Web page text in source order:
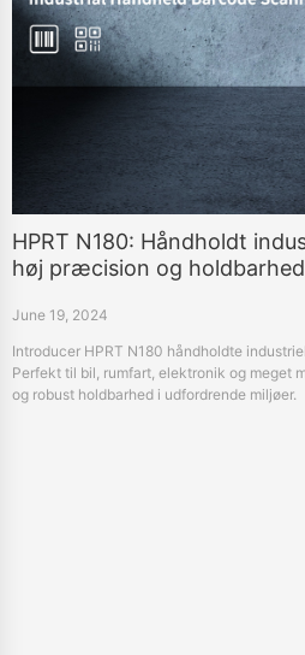
HPRT N180: Håndholdt
høj præcision og holdbarhed
June 19, 2024
Introducer HPRT N180 håndholdte
Perfekt til bil, rumfart, elektronik og meget
og robust holdbarhed i udfordrende miljøer.